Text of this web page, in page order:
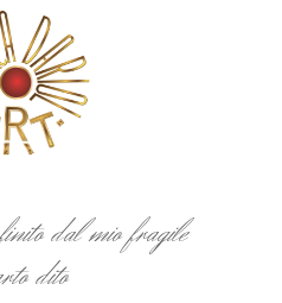
dal mio fragile
dito